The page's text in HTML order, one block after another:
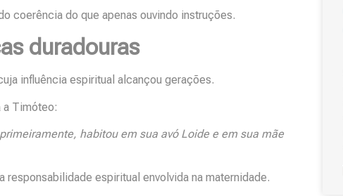
coerência do que apenas ouvindo instruções.
duradouras
influência espiritual alcançou gerações.
a Timóteo:
habitou em sua avó Loide e em sua mãe
espiritual envolvida na maternidade.